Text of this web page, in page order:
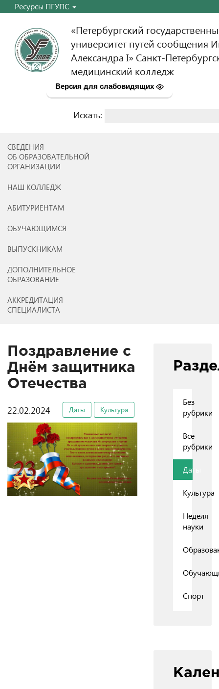
Ресурсы ПГУПС
«Петербургский
университет путей сообщения
Александра I» Санкт-
медицинский колледж
Версия для слабовидящих
Искать:
СВЕДЕНИЯ
ОБ ОБРАЗОВАТЕЛЬНОЙ
ОРГАНИЗАЦИИ
НАШ КОЛЛЕДЖ
АБИТУРИЕНТАМ
ОБУЧАЮЩИМСЯ
ВЫПУСКНИКАМ
ДОПОЛНИТЕЛЬНОЕ
ОБРАЗОВАНИЕ
АККРЕДИТАЦИЯ
СПЕЦИАЛИСТА
Поздравление с
Днём защитника
Отечества
22.02.2024 Даты Культура
Без
рубрики
Все
рубрики
Даты
Культура
Неделя
науки
Спорт